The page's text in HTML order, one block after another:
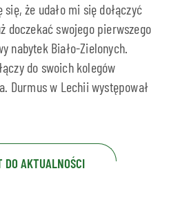
że udało mi się dołączyć
doczekać swojego pierwszego
nabytek Biało-Zielonych.
do swoich kolegów
Durmus w Lechii występował
DO AKTUALNOŚCI